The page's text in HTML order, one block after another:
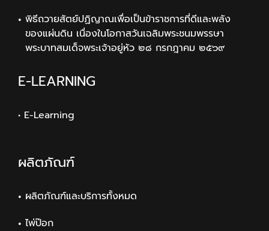
พิธีถวายสัตย์ปฏิญาณเพื่อเป็นข้าราชการที่ดีและพลัง
ของแผ่นดิน เนื่องในโอกาสวันเฉลิมพระชนมพรรษา
พระบาทสมเด็จพระเจ้าอยู่หัว ๒๘ กรกฎาคม ๒๕๖๙
E-LEARNING
• E-Learning
ผลิตภัณฑ์
ผลิตภัณฑ์และบริการทั้งหมด
ไพ่ป๊อก